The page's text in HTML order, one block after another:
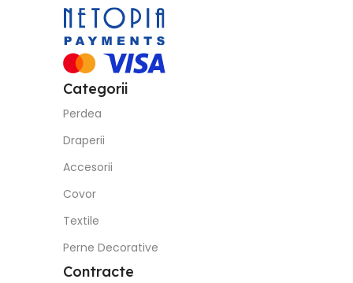
Categorii
Perdea
Draperii
Accesorii
Covor
Textile
Perne Decorative
Contracte